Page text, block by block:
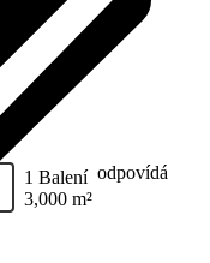
1 Balení odpovídá
3,000 m²